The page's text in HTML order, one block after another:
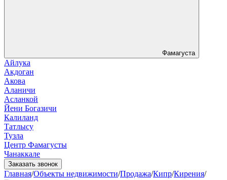
Фамагуста
Айлука
Акдоган
Акова
Аланичи
Асланкой
Йени Богазичи
Калиланд
Татлысу
Тузла
Центр Фамагусты
Чанаккале
Заказать звонок
Главная/Объекты недвижимости/Продажа/Кипр/Кирения/